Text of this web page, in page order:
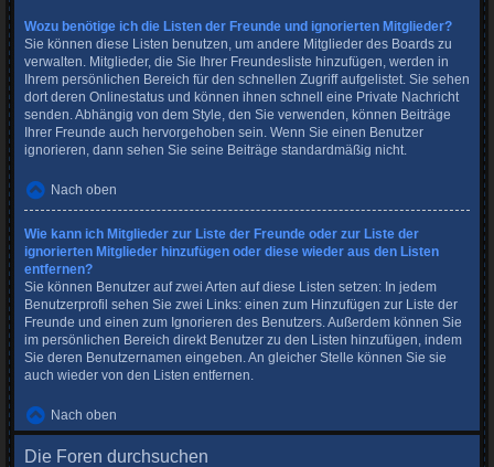
Wozu benötige ich die Listen der Freunde und ignorierten Mitglieder?
Sie können diese Listen benutzen, um andere Mitglieder des Boards zu
verwalten. Mitglieder, die Sie Ihrer Freundesliste hinzufügen, werden in
Ihrem persönlichen Bereich für den schnellen Zugriff aufgelistet. Sie sehen
dort deren Onlinestatus und können ihnen schnell eine Private Nachricht
senden. Abhängig von dem Style, den Sie verwenden, können Beiträge
Ihrer Freunde auch hervorgehoben sein. Wenn Sie einen Benutzer
ignorieren, dann sehen Sie seine Beiträge standardmäßig nicht.
Nach oben
Wie kann ich Mitglieder zur Liste der Freunde oder zur Liste der
ignorierten Mitglieder hinzufügen oder diese wieder aus den Listen
entfernen?
Sie können Benutzer auf zwei Arten auf diese Listen setzen: In jedem
Benutzerprofil sehen Sie zwei Links: einen zum Hinzufügen zur Liste der
Freunde und einen zum Ignorieren des Benutzers. Außerdem können Sie
im persönlichen Bereich direkt Benutzer zu den Listen hinzufügen, indem
Sie deren Benutzernamen eingeben. An gleicher Stelle können Sie sie
auch wieder von den Listen entfernen.
Nach oben
Die Foren durchsuchen